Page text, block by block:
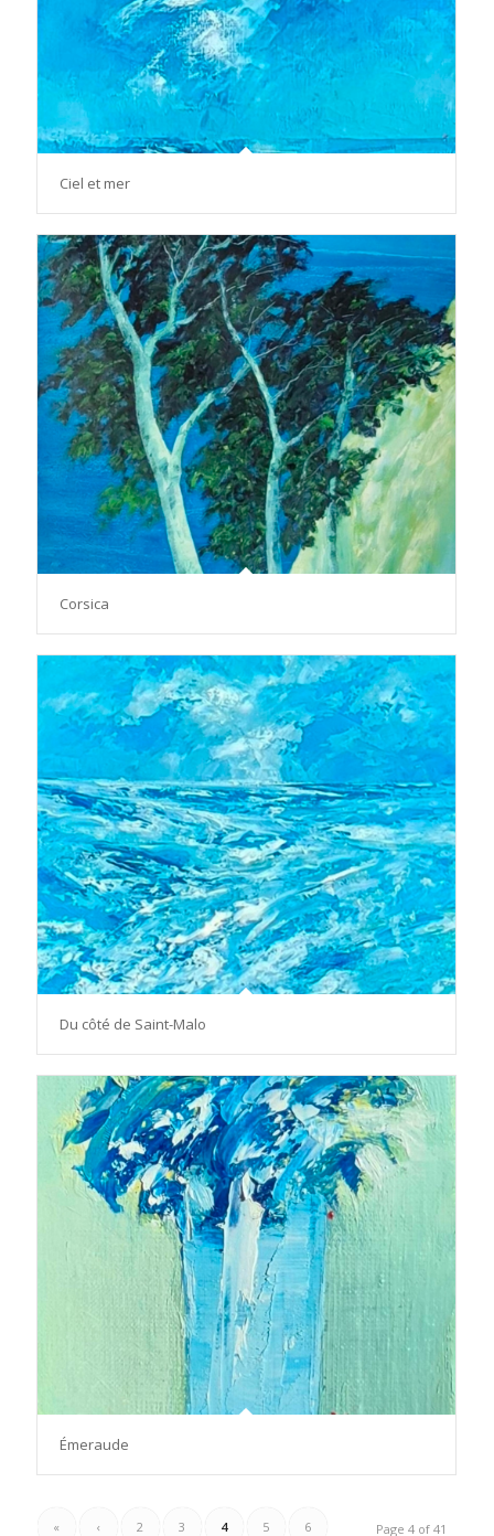
Ciel et mer
Corsica
Du côté de Saint-Malo
Émeraude
Page 4 of 41
« ‹ 2 3 4 5 6